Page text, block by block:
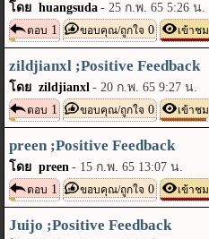
โดย huangsuda -25 ก.พ. 65 5:26 น.
ตอบ 1 ขอบคุณ/ถูกใจ 0 เข้าชม
zildjianxl ;Positive Feedback
โดย zildjianxl -20 ก.พ. 65 9:27 น.
ตอบ 1 ขอบคุณ/ถูกใจ 0 เข้าชม
preen ;Positive Feedback
โดย preen - 15 ก.พ. 65 13:07 น.
ตอบ 1 ขอบคุณ/ถูกใจ 0 เข้าชม
Juijo ;Positive Feedback